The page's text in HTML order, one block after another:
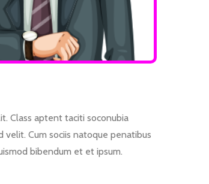
Class aptent taciti soconubia
velit. Cum sociis natoque penatibus
bibendum et et ipsum.